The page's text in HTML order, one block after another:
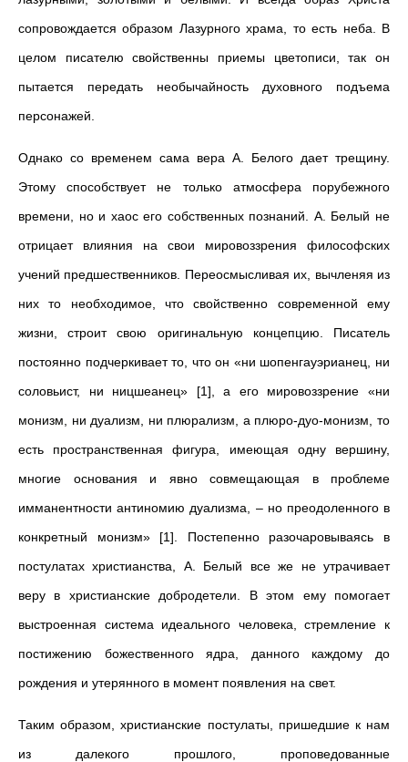
сопровождается образом Лазурного храма, то есть неба. В
целом писателю свойственны приемы цветописи, так он
пытается передать необычайность духовного подъема
персонажей.
Однако со временем сама вера А. Белого дает трещину.
Этому способствует не только атмосфера порубежного
времени, но и хаос его собственных познаний. А. Белый не
отрицает влияния на свои мировоззрения философских
учений предшественников. Переосмысливая их, вычленяя из
них то необходимое, что свойственно современной ему
жизни, строит свою оригинальную концепцию. Писатель
постоянно подчеркивает то, что он «ни шопенгауэрианец, ни
соловьист, ни ницшеанец» [1], а его мировоззрение «ни
монизм, ни дуализм, ни плюрализм, а плюро-дуо-монизм, то
есть пространственная фигура, имеющая одну вершину,
многие основания и явно совмещающая в проблеме
имманентности антиномию дуализма, – но преодоленного в
конкретный монизм» [1]. Постепенно разочаровываясь в
постулатах христианства, А. Белый все же не утрачивает
веру в христианские добродетели. В этом ему помогает
выстроенная система идеального человека, стремление к
постижению божественного ядра, данного каждому до
рождения и утерянного в момент появления на свет.
Таким образом, христианские постулаты, пришедшие к нам
из далекого прошлого, проповедованные